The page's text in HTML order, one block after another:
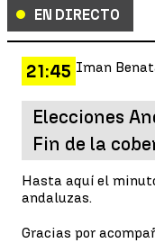
EN DIRECTO
21:45 Iman
Elecciones
Fin de la
Hasta aquí el
andaluzas.
Gracias por